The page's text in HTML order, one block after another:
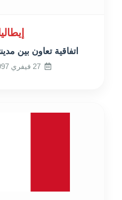
اتفاقية تعاون بين
27 فيفري 1997 بتونس